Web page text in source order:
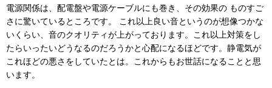
電源関係は、配電盤や電源ケーブルにも巻き、その効果の ものすご
さに驚いているところです。 これ以上良い音というのが想像つかな
いくらい、音のクオリティが上がっております。これ以上対策をし
たらいったいどうなるのだろうかと心配になるほどです。静電気が
これほどの悪さをしていたとは。これからもお世話になることと思
います。